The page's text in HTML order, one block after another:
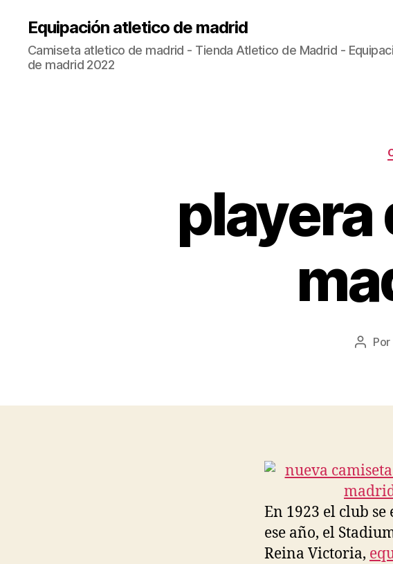
Equipación atletico de madrid
Camiseta atletico de madrid - Tienda Atletico de Madrid -
de madrid 2022
playera
Autor
Por
En 1923 el club
ese año, el
Reina Victoria,